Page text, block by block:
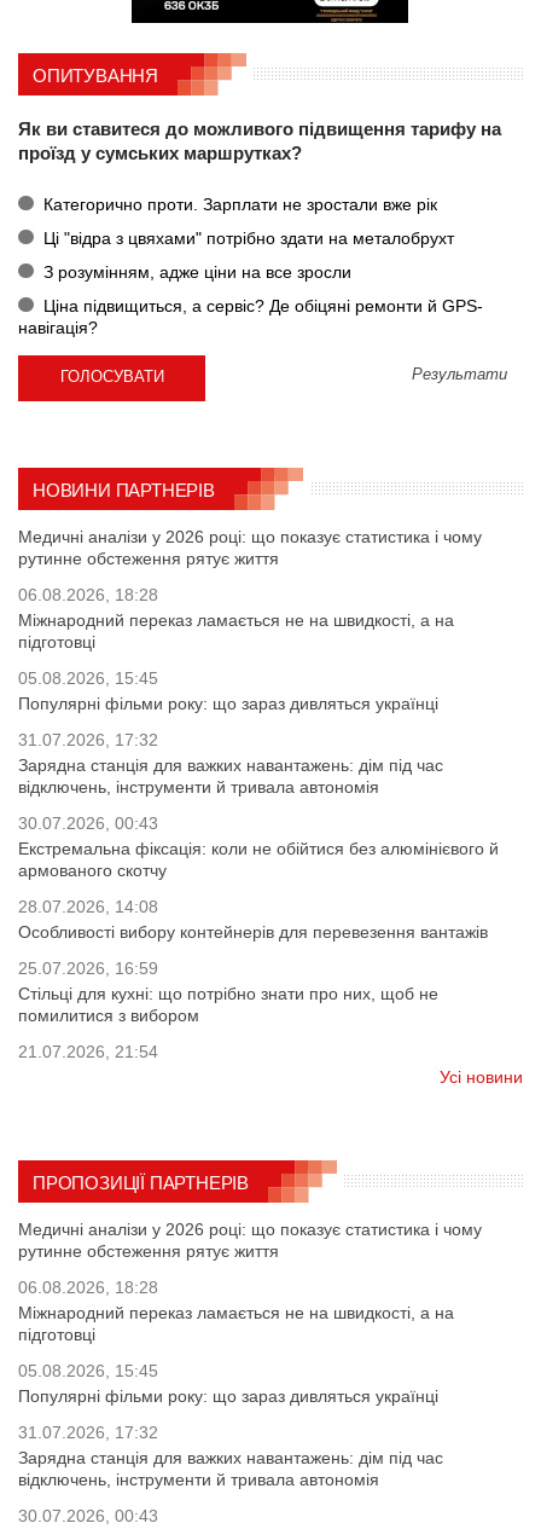
ОПИТУВАННЯ
Як ви ставитеся до можливого підвищення тарифу на
проїзд у сумських маршрутках?
Категорично проти. Зарплати не зростали вже рік
Ці "відра з цвяхами" потрібно здати на металобрухт
З розумінням, адже ціни на все зросли
Ціна підвищиться, а сервіс? Де обіцяні ремонти й GPS-
навігація?
Результати
НОВИНИ ПАРТНЕРІВ
Медичні аналізи у 2026 році: що показує статистика і чому
рутинне обстеження рятує життя
06.08.2026, 18:28
Міжнародний переказ ламається не на швидкості, а на
підготовці
05.08.2026, 15:45
Популярні фільми року: що зараз дивляться українці
31.07.2026, 17:32
Зарядна станція для важких навантажень: дім під час
відключень, інструменти й тривала автономія
30.07.2026, 00:43
Екстремальна фіксація: коли не обійтися без алюмінієвого й
армованого скотчу
28.07.2026, 14:08
Особливості вибору контейнерів для перевезення вантажів
25.07.2026, 16:59
Стільці для кухні: що потрібно знати про них, щоб не
помилитися з вибором
21.07.2026, 21:54
Усі новини
ПРОПОЗИЦІЇ ПАРТНЕРІВ
Медичні аналізи у 2026 році: що показує статистика і чому
рутинне обстеження рятує життя
06.08.2026, 18:28
Міжнародний переказ ламається не на швидкості, а на
підготовці
05.08.2026, 15:45
Популярні фільми року: що зараз дивляться українці
31.07.2026, 17:32
Зарядна станція для важких навантажень: дім під час
відключень, інструменти й тривала автономія
30.07.2026, 00:43